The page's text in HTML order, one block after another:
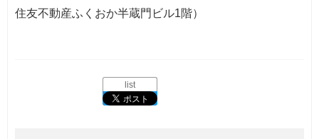
住友不動産ふくおか半蔵門ビル1階）
list